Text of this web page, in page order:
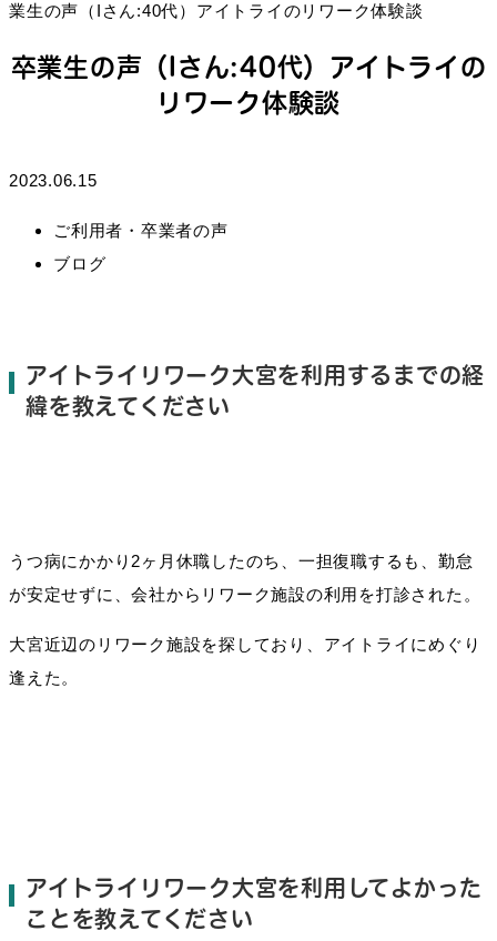
業生の声（Iさん:40代）アイトライのリワーク体験談
卒業生の声（Iさん:40代）アイトライの
リワーク体験談
2023.06.15
ご利用者・卒業者の声
ブログ
アイトライリワーク大宮を利用するまでの経
緯を教えてください
うつ病にかかり2ヶ月休職したのち、一担復職するも、勤怠
が安定せずに、会社からリワーク施設の利用を打診された。
大宮近辺のリワーク施設を探しており、アイトライにめぐり
逢えた。
アイトライリワーク大宮を利用してよかった
ことを教えてください